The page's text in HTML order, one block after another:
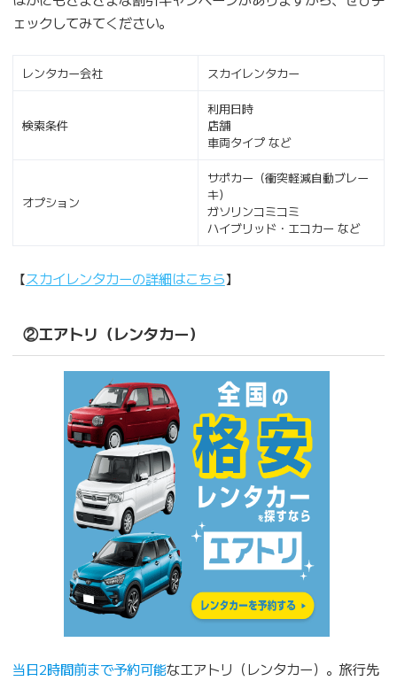
ェックしてみてください。
レンタカー会社 スカイレンタカー
検索条件
利用日時
店舗
車両タイプ など
オプション
サポカー（衝突軽減自動ブレー
キ）
ガソリンコミコミ
ハイブリッド・エコカー など
【スカイレンタカーの詳細はこちら】
②エアトリ（レンタカー）
当日2時間前まで予約可能なエアトリ（レンタカー）。旅行先